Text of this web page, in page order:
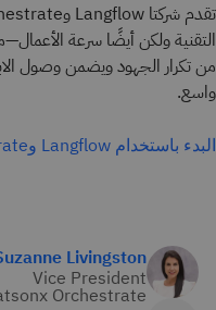
تقدم شركتا Langflow وwatsonx Orchestrate
التقنية ولكن أيضًا سرعة
من تكرار الجهود ويضمن وصول
واسع.
البدء باستخدام Langflow وIBM® watsonx Orchestrate
Livingston
Vice President
Orchestrate